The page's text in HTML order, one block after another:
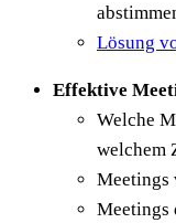
Lösung
Effektive
Welche
welchem
Meetings
Meetings